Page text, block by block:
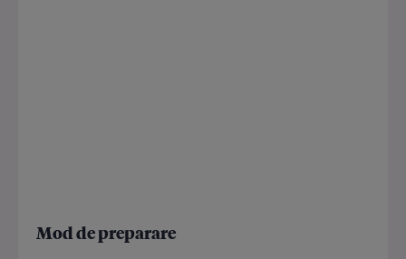
Mod de preparare